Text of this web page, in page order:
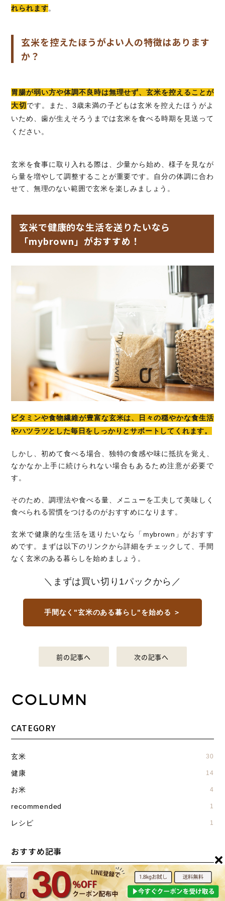
れられます。
玄米を控えたほうがよい人の特徴はあります
か？
胃腸が弱い方や体調不良時は無理せず、玄米を控えることが
大切です。また、3歳未満の子どもは玄米を控えたほうがよ
いため、歯が生えそろうまでは玄米を食べる時期を見送って
ください。
玄米を食事に取り入れる際は、少量から始め、様子を見なが
ら量を増やして調整することが重要です。自分の体調に合わ
せて、無理のない範囲で玄米を楽しみましょう。
玄米で健康的な生活を送りたいなら
「mybrown」がおすすめ！
ビタミンや食物繊維が豊富な玄米は、日々の穏やかな食生活
やハツラツとした毎日をしっかりとサポートしてくれます。
しかし、初めて食べる場合、独特の食感や味に抵抗を覚え、
なかなか上手に続けられない場合もあるため注意が必要で
す。
そのため、調理法や食べる量、メニューを工夫して美味しく
食べられる習慣をつけるのがおすすめになります。
玄米で健康的な生活を送りたいなら「mybrown」がおすす
めです。まずは以下のリンクから詳細をチェックして、手間
なく玄米のある暮らしを始めましょう。
＼まずは買い切り1パックから／
手間なく"玄米のある暮らし"を始める ＞
前の記事へ 次の記事へ
COLUMN
CATEGORY
玄米 30
健康 14
お米 4
recommended 1
レシピ 1
おすすめ記事
玄米 2025.12.02
お米の4つの虫対策虫がわく原因とわいて